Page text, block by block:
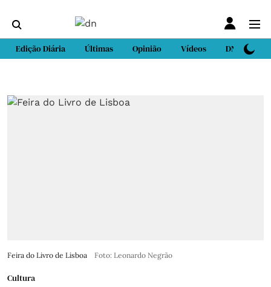
Edição Diária Últimas Opinião Vídeos DN Sport
Feira do Livro de Lisboa Foto: Leonardo Negrão
Cultura